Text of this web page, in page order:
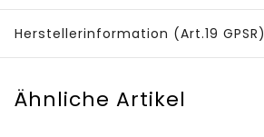
Herstellerinformation (Art.19 GPSR)
Ähnliche Artikel